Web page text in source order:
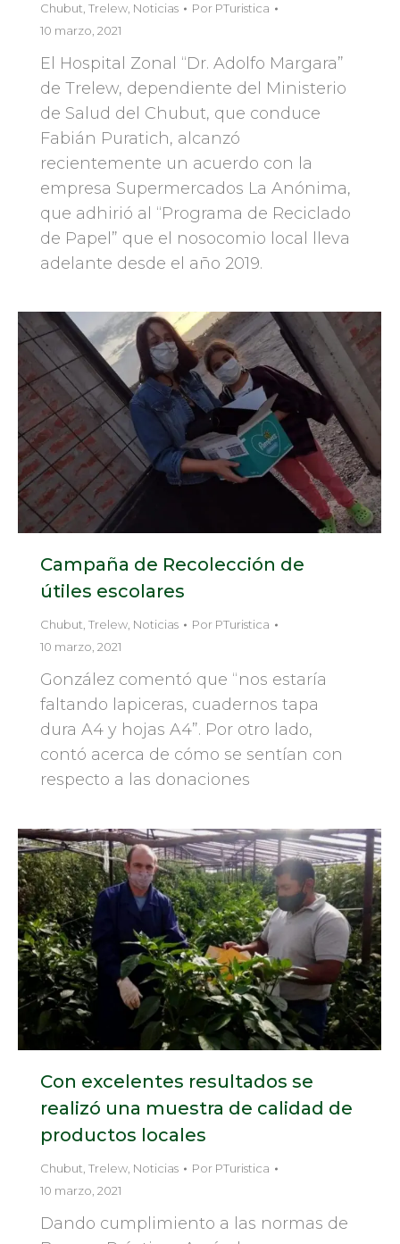
Chubut, Trelew, Noticias Por PTuristica
10 marzo, 2021
El Hospital Zonal “Dr. Adolfo Margara”
de Trelew, dependiente del Ministerio
de Salud del Chubut, que conduce
Fabián Puratich, alcanzó
recientemente un acuerdo con la
empresa Supermercados La Anónima,
que adhirió al “Programa de Reciclado
de Papel” que el nosocomio local lleva
adelante desde el año 2019.
Campaña de Recolección de
útiles escolares
Chubut, Trelew, Noticias Por PTuristica
10 marzo, 2021
González comentó que “nos estaría
faltando lapiceras, cuadernos tapa
dura A4 y hojas A4”. Por otro lado,
contó acerca de cómo se sentían con
respecto a las donaciones
Con excelentes resultados se
realizó una muestra de calidad de
productos locales
Chubut, Trelew, Noticias Por PTuristica
10 marzo, 2021
Dando cumplimiento a las normas de